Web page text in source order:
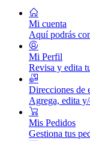
Mi cuenta
Aquí podrás
Mi Perfil
Revisa y edita
Direcciones de
Agrega, edita
Mis Pedidos
Gestiona tus